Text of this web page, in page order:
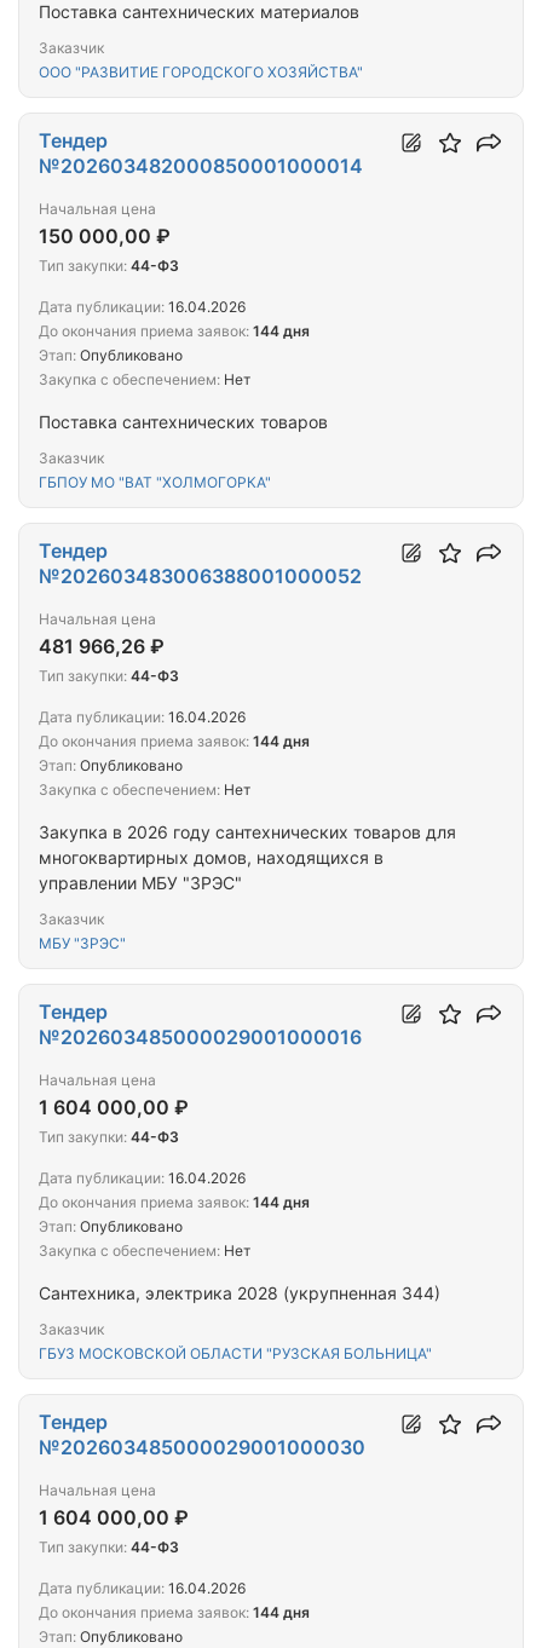
Поставка сантехнических материалов
Заказчик
ООО "РАЗВИТИЕ ГОРОДСКОГО ХОЗЯЙСТВА"
Поставка сантехнических товаров
Заказчик
ГБПОУ МО "ВАТ "ХОЛМОГОРКА"
Тендер
№202603482000850001000014
Начальная цена
150 000,00 ₽
Тип закупки: 44-ФЗ
Дата публикации: 16.04.2026
До окончания приема заявок: 144 дня
Этап: Опубликовано
Закупка с обеспечением: Нет
Закупка в 2026 году сантехнических товаров для
многоквартирных домов, находящихся в
управлении МБУ "ЗРЭС"
Заказчик
МБУ "ЗРЭС"
Тендер
№202603483006388001000052
Начальная цена
481 966,26 ₽
Тип закупки: 44-ФЗ
Дата публикации: 16.04.2026
До окончания приема заявок: 144 дня
Этап: Опубликовано
Закупка с обеспечением: Нет
Сантехника, электрика 2028 (укрупненная 344)
Заказчик
ГБУЗ МОСКОВСКОЙ ОБЛАСТИ "РУЗСКАЯ БОЛЬНИЦА"
Тендер
№202603485000029001000016
Начальная цена
1 604 000,00 ₽
Тип закупки: 44-ФЗ
Дата публикации: 16.04.2026
До окончания приема заявок: 144 дня
Этап: Опубликовано
Закупка с обеспечением: Нет
Тендер
№202603485000029001000030
Начальная цена
1 604 000,00 ₽
Тип закупки: 44-ФЗ
Дата публикации: 16.04.2026
До окончания приема заявок: 144 дня
Этап: Опубликовано